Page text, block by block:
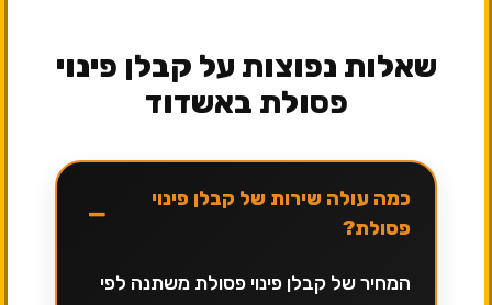
שאלות נפוצות על קבלן פינוי
פסולת באשדוד
כמה עולה שירות של קבלן פינוי
פסולת?
−
המחיר של קבלן פינוי פסולת משתנה לפי